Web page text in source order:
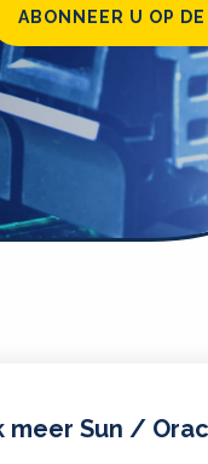
ABONNEER U OP
meer Sun /